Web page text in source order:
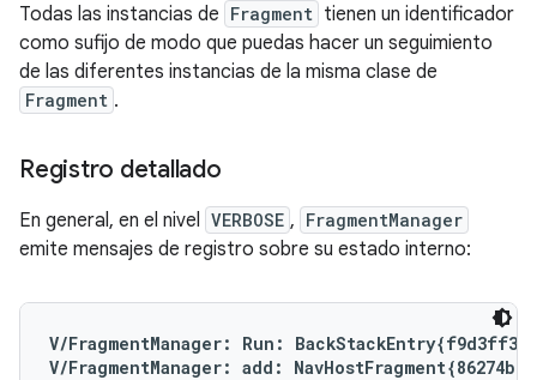
Todas las instancias de Fragment tienen un identificador
como sufijo de modo que puedas hacer un seguimiento
de las diferentes instancias de la misma clase de
Fragment .
Registro detallado
En general, en el nivel VERBOSE , FragmentManager
emite mensajes de registro sobre su estado interno:
V/FragmentManager: Run: BackStackEntry{f9d3ff3}
V/FragmentManager: add: